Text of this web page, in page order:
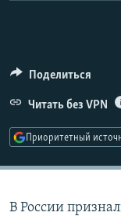
Поделиться
Читать без VPN
Приоритетный
В России